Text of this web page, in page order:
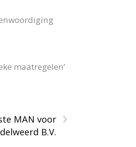
maatregelen’
›
MAN voor
B.V.